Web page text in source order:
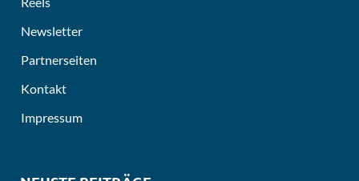
Newsletter
Partnerseiten
Kontakt
Impressum